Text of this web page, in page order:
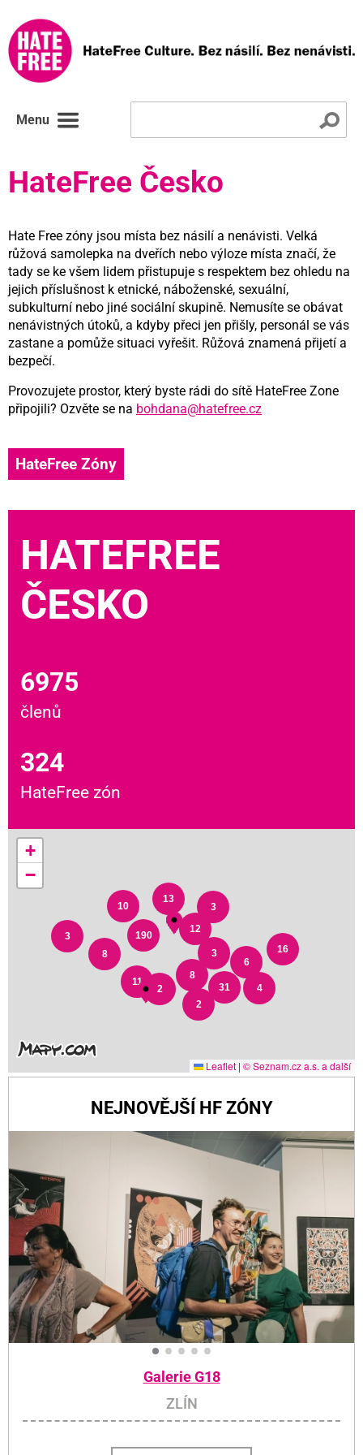
Menu
HateFree Česko
Hate Free zóny jsou místa bez násilí a nenávisti. Velká
růžová samolepka na dveřích nebo výloze místa značí, že
tady se ke všem lidem přistupuje s respektem bez ohledu na
jejich příslušnost k etnické, náboženské, sexuální,
subkulturní nebo jiné sociální skupině. Nemusíte se obávat
nenávistných útoků, a kdyby přeci jen přišly, personál se vás
zastane a pomůže situaci vyřešit. Růžová znamená přijetí a
bezpečí.
Provozujete prostor, který byste rádi do sítě HateFree Zone
připojili? Ozvěte se na bohdana@hatefree.cz
HateFree Zóny
HATEFREE
ČESKO
6975
členů
324
HateFree zón
3
2
16
2
6
4
8
31
3
3
13
12
10
8
11
190
+
−
Leaflet | © Seznam.cz a.s. a další
NEJNOVĚJŠÍ HF ZÓNY
Galerie G18
ZLÍN